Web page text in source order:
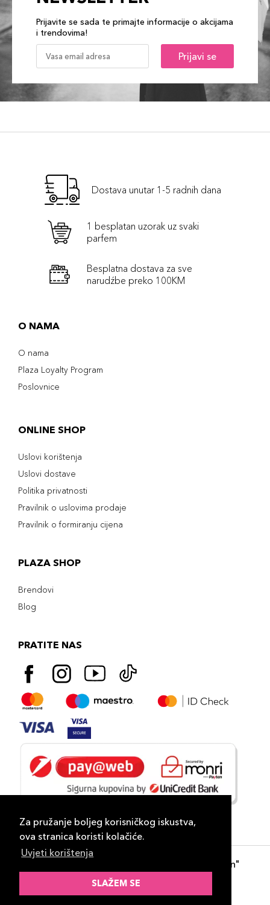
Za pružanje boljeg korisničkog iskustva,
ova stranica koristi kolačiće.
Uvjeti korištenja
SLAŽEM SE
Prijavite se sada te primajte informacije o akcijama
i trendovima!
Prijavi se
Dostava unutar 1-5 radnih dana
1 besplatan uzorak uz svaki
parfem
Besplatna dostava za sve
narudźbe preko 100KM
O NAMA
O nama
Plaza Loyalty Program
Poslovnice
ONLINE SHOP
Uslovi korištenja
Uslovi dostave
Politika privatnosti
Pravilnik o uslovima prodaje
Pravilnik o formiranju cijena
PLAZA SHOP
Brendovi
Blog
PRATITE NAS
- "DP Lux Distribution"
d.o.o. Banja Luka
ID-S Consulting d.o.o. Sarajevo